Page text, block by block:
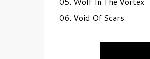
06. Void Of Scars